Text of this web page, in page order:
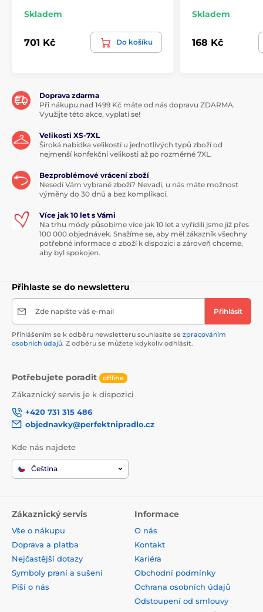
Skladem
701 Kč Do košíku
Skladem
168 Kč
Doprava zdarma
Při nákupu nad 1499 Kč máte od nás dopravu ZDARMA.
Využijte této akce, vyplatí se!
Velikosti XS-7XL
Široká nabídka velikostí u jednotlivých typů zboží od
nejmenší konfekční velikosti až po rozměrné 7XL.
Bezproblémové vrácení zboží
Nesedí Vám vybrané zboží? Nevadí, u nás máte možnost
výměny do 30 dnů a bez komplikací.
Více jak 10 let s Vámi
Na trhu módy působíme více jak 10 let a vyřídili jsme již přes
100 000 objednávek. Snažíme se, aby měl zákazník všechny
potřebné informace o zboží k dispozici a zároveň chceme,
aby byl spokojen.
Přihlaste se do newsletteru
Zde napište váš e-mail Přihlásit
Přihlášením se k odběru newsletteru souhlasíte se zpracováním
osobních údajů. Z odběru se můžete kdykoliv odhlásit.
Potřebujete poradit offline
Zákaznický servis je k dispozici
+420 731 315 486
objednavky@perfektnipradlo.cz
Kde nás najdete
Čeština
Zákaznický servis
Vše o nákupu
Doprava a platba
Nejčastější dotazy
Symboly praní a sušení
Píší o nás
Informace
O nás
Kontakt
Kariéra
Obchodní podmínky
Ochrana osobních údajů
Odstoupení od smlouvy